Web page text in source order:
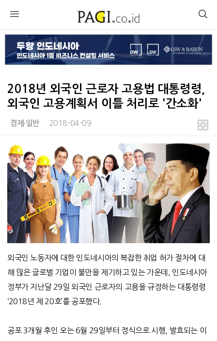
2018년 외국인 근로자 고용법 대통령령,
외국인 고용계획서 이틀 처리로 '간소화'
경제∙일반 2018-04-09
본문
외국인 노동자에 대한 인도네시아의 복잡한 취업 허가 절차에 대
해 많은 글로벌 기업이 불만을 제기하고 있는 가운데, 인도네시아
정부가 지난달 29일 외국인 근로자의 고용을 규정하는 대통령령
‘2018년 제 20호’를 공포했다.
공포 3개월 후인 오는 6월 29일부터 정식으로 시행, 발효되는 이